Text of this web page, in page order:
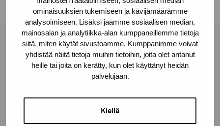
ominaisuuksien tukemiseen ja kävijämäärämme
analysoimiseen. Lisäksi jaamme sosiaalisen median,
mainosalan ja analytiikka-alan kumppaneillemme tietoja
siitä, miten käytät sivustoamme. Kumppanimme voivat
yhdistää näitä tietoja muihin tietoihin, joita olet antanut
heille tai joita on kerätty, kun olet käyttänyt heidän
palvelujaan.
Kiellä
Stiftelsen Pro Artibus
+358 (0)50 371 6339